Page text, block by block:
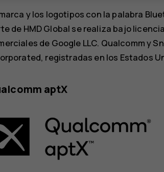
y los logotipos con la palabra
de HMD Global se realiza bajo
de Google LLC. Qualcomm y
registradas en los Estados
aptX